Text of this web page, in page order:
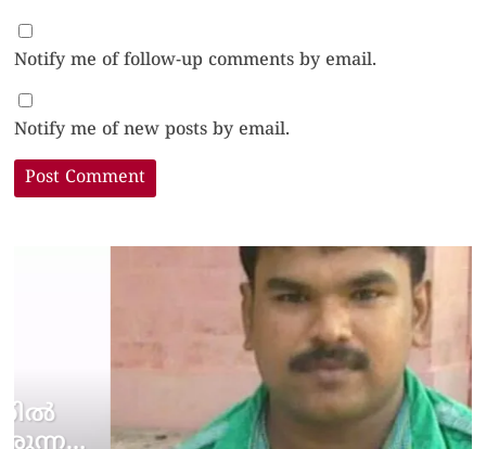
Notify me of follow-up comments by email.
Notify me of new posts by email.